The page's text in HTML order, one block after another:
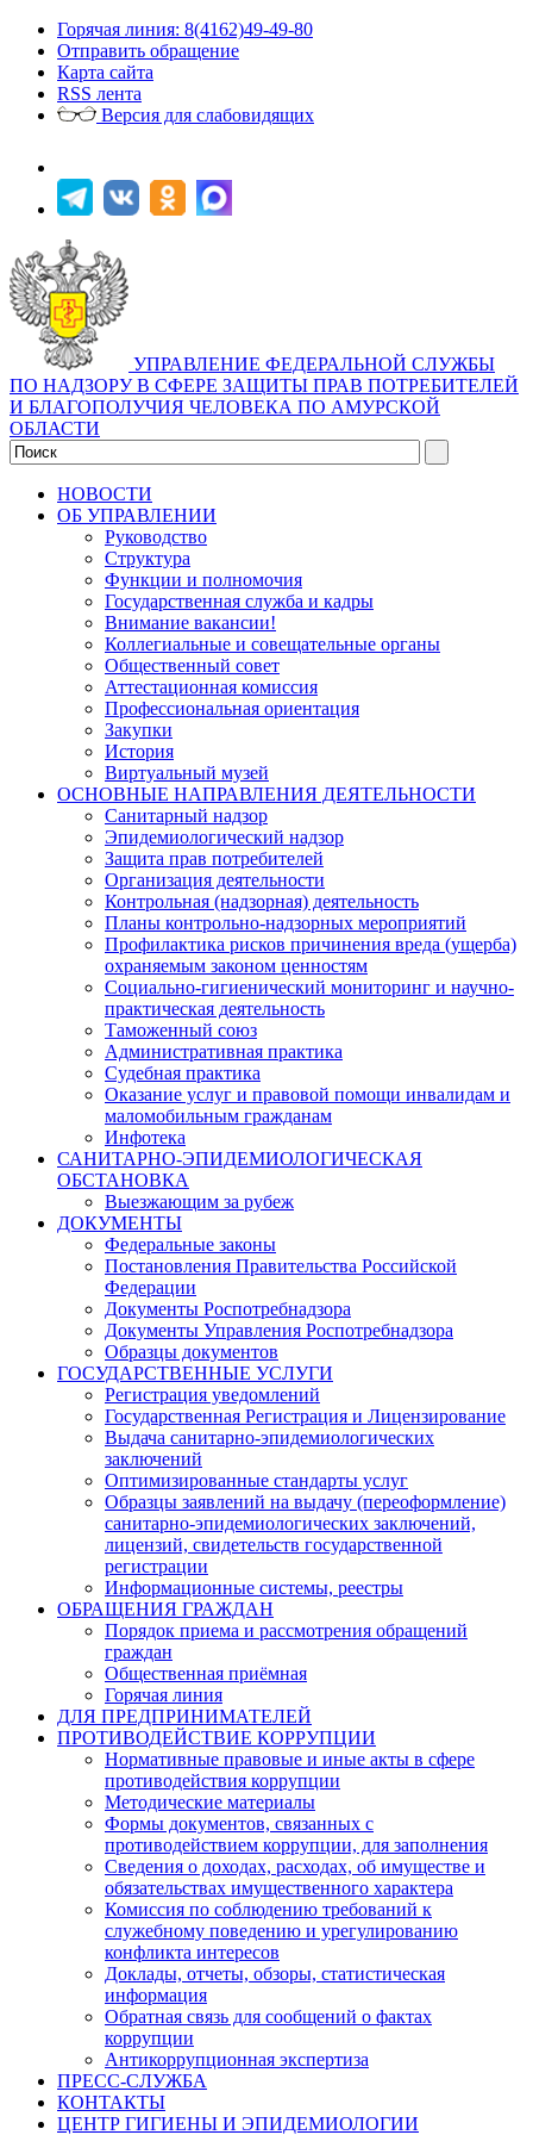
Горячая линия: 8(4162)49-49-80
Отправить обращение
Карта сайта
RSS лента
Версия для слабовидящих
УПРАВЛЕНИЕ ФЕДЕРАЛЬНОЙ СЛУЖБЫ
ПО НАДЗОРУ В СФЕРЕ ЗАЩИТЫ ПРАВ ПОТРЕБИТЕЛЕЙ
И БЛАГОПОЛУЧИЯ ЧЕЛОВЕКА ПО АМУРСКОЙ
ОБЛАСТИ
НОВОСТИ
ОБ УПРАВЛЕНИИ
Руководство
Структура
Функции и полномочия
Государственная служба и кадры
Внимание вакансии!
Коллегиальные и совещательные органы
Общественный совет
Аттестационная комиссия
Профессиональная ориентация
Закупки
История
Виртуальный музей
ОСНОВНЫЕ НАПРАВЛЕНИЯ ДЕЯТЕЛЬНОСТИ
Санитарный надзор
Эпидемиологический надзор
Защита прав потребителей
Организация деятельности
Контрольная (надзорная) деятельность
Планы контрольно-надзорных мероприятий
Профилактика рисков причинения вреда (ущерба)
охраняемым законом ценностям
Социально-гигиенический мониторинг и научно-
практическая деятельность
Таможенный союз
Административная практика
Судебная практика
Оказание услуг и правовой помощи инвалидам и
маломобильным гражданам
Инфотека
САНИТАРНО-ЭПИДЕМИОЛОГИЧЕСКАЯ
ОБСТАНОВКА
Выезжающим за рубеж
ДОКУМЕНТЫ
Федеральные законы
Постановления Правительства Российской
Федерации
Документы Роспотребнадзора
Документы Управления Роспотребнадзора
Образцы документов
ГОСУДАРСТВЕННЫЕ УСЛУГИ
Регистрация уведомлений
Государственная Регистрация и Лицензирование
Выдача санитарно-эпидемиологических
заключений
Оптимизированные стандарты услуг
Образцы заявлений на выдачу (переоформление)
санитарно-эпидемиологических заключений,
лицензий, свидетельств государственной
регистрации
Информационные системы, реестры
ОБРАЩЕНИЯ ГРАЖДАН
Порядок приема и рассмотрения обращений
граждан
Общественная приёмная
Горячая линия
ДЛЯ ПРЕДПРИНИМАТЕЛЕЙ
ПРОТИВОДЕЙСТВИЕ КОРРУПЦИИ
Нормативные правовые и иные акты в сфере
противодействия коррупции
Методические материалы
Формы документов, связанных с
противодействием коррупции, для заполнения
Сведения о доходах, расходах, об имуществе и
обязательствах имущественного характера
Комиссия по соблюдению требований к
служебному поведению и урегулированию
конфликта интересов
Доклады, отчеты, обзоры, статистическая
информация
Обратная связь для сообщений о фактах
коррупции
Антикоррупционная экспертиза
ПРЕСС-СЛУЖБА
КОНТАКТЫ
ЦЕНТР ГИГИЕНЫ И ЭПИДЕМИОЛОГИИ